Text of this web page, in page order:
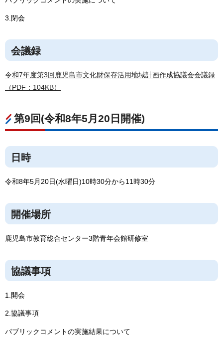
3.閉会
会議録
令和7年度第3回鹿児島市文化財保存活用地域計画作成協議会会議録
（PDF：104KB）
第9回(令和8年5月20日開催)
日時
令和8年5月20日(水曜日)10時30分から11時30分
開催場所
鹿児島市教育総合センター3階青年会館研修室
協議事項
1.開会
2.協議事項
パブリックコメントの実施結果について